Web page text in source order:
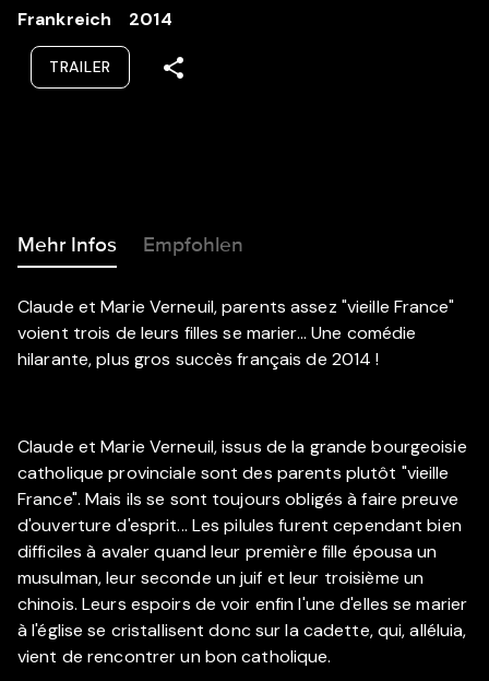
Frankreich
2014
TRAILER
Mehr Infos Empfohlen
Claude et Marie Verneuil, parents assez "vieille France"
voient trois de leurs filles se marier... Une comédie
hilarante, plus gros succès français de 2014 !
Claude et Marie Verneuil, issus de la grande bourgeoisie
catholique provinciale sont des parents plutôt "vieille
France". Mais ils se sont toujours obligés à faire preuve
d'ouverture d'esprit... Les pilules furent cependant bien
difficiles à avaler quand leur première fille épousa un
musulman, leur seconde un juif et leur troisième un
chinois. Leurs espoirs de voir enfin l'une d'elles se marier
à l'église se cristallisent donc sur la cadette, qui, alléluia,
vient de rencontrer un bon catholique.